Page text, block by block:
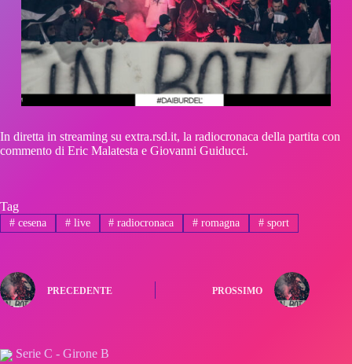
In diretta in streaming su extra.rsd.it, la radiocronaca della partita con
commento di Eric Malatesta e Giovanni Guiducci.
Tag
#cesena #live # radiocronaca # romagna # sport
PRECEDENTE PROSSIMO
Serie C - Girone B